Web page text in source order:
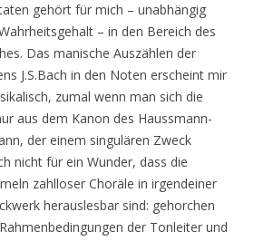
gehört für mich – unabhängig
– in den Bereich des
Das manische Auszählen der
J.S.Bach in den Noten erscheint mir
zumal wenn man sich die
aus dem Kanon des Haussmann-
der einem singulären Zweck
nicht für ein Wunder, dass die
zahlloser Choräle in irgendeiner
herauslesbar sind: gehorchen
der Tonleiter und